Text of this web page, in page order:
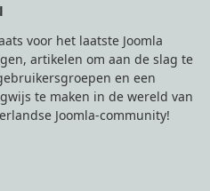
voor het laatste Joomla
artikelen om aan de slag te
en een
te maken in de wereld van
Joomla-community!